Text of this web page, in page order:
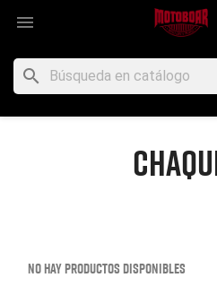

search
No hay productos disponibles